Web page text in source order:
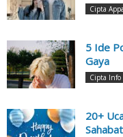
Cipta
5 Ide
Gaya
Cipta Info
20+